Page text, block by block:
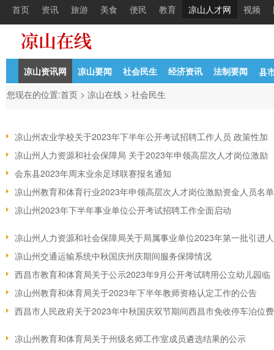
首页 资讯 旅游 美食 便民 教育 凉山人才网 视频
凉山资讯网 凉山要闻 社会民生 经济资讯 法制要闻
县
您现在的位置:首页 > 凉山在线 > 社会民生
凉山州农业学校关于2023年下半年公开考试招聘工作人员 政策性加
凉山州人力资源和社会保障局 关于2023年申领高层次人才岗位激励
会东县2023年周末业余足球联赛报名通知
凉山州教育和体育行业2023年申领高层次人才岗位激励资金人员名单
凉山州2023年下半年事业单位公开考试招聘工作全面启动
凉山州人力资源和社会保障局关于局属事业单位2023年第一批引进人
凉山州交通运输系统中秋国庆州庆期间服务保障情况
西昌市教育和体育局关于公示2023年9月公开考试聘用公立幼儿园临
凉山州教育和体育局关于2023年下半年教师资格认定工作的公告
西昌市人民政府关于2023年中秋国庆双节期间西昌市免收停车泊位费
凉山州教育和体育局关于州级名师工作室成员遴选结果的公示